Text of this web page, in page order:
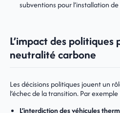
subventions pour l’installation
L’impact des politiques
neutralité carbone
Les décisions politiques jouent un
l’échec de la transition. Par exemple
L’interdiction des véhicules